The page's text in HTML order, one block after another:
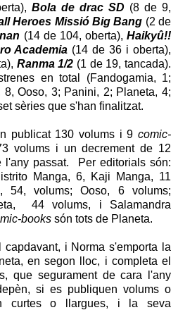
Bola de drac SD (8 de 9,
Heroes Missió Big Bang (2 de
(14 de 104, oberta),Haikyû!!
Academia (14 de 36 i oberta),
Ranma 1/2 (1 de 19, tancada).
en total (Fandogamia, 1;
8, Ooso, 3; Panini, 2; Planeta, 4;
sèries que s'han finalitzat.
publicat 130 volums i 9 comic-
volums i un decrement de 12
l'any passat. Per editorials són:
Manga, 6, Kaji Manga, 11
54, volums; Ooso, 6 volums;
44 volums, i Salamandra
books són tots de Planeta.
i Norma s'emporta la
en segon lloc, i completa el
que segurament de cara l'any
si es publiquen volums o
curtes o llargues, i la seva